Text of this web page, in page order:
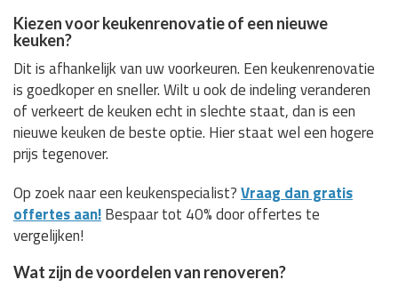
Kiezen voor keukenrenovatie of een nieuwe
keuken?
Dit is afhankelijk van uw voorkeuren. Een keukenrenovatie
is goedkoper en sneller. Wilt u ook de indeling veranderen
of verkeert de keuken echt in slechte staat, dan is een
nieuwe keuken de beste optie. Hier staat wel een hogere
prijs tegenover.
Op zoek naar een keukenspecialist?Vraag dan gratis
offertes aan!Bespaar tot 40% door offertes te
vergelijken!
Wat zijn de voordelen van renoveren?